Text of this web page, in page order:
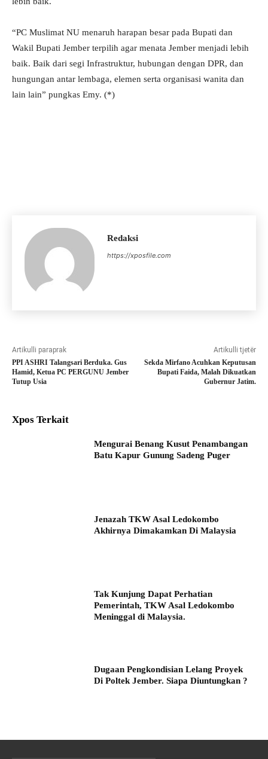
“PC Muslimat NU menaruh harapan besar pada Bupati dan
Wakil Bupati Jember terpilih agar menata Jember menjadi lebih
baik. Baik dari segi Infrastruktur, hubungan dengan DPR, dan
hungungan antar lembaga, elemen serta organisasi wanita dan
lain lain” pungkas Emy. (*)
Redaksi
https://xposfile.com
Artikulli paraprak
PPI ASHRI Talangsari Berduka. Gus
Hamid, Ketua PC PERGUNU Jember
Tutup Usia
Artikulli tjetër
Sekda Mirfano Acuhkan Keputusan
Bupati Faida, Malah Dikuatkan
Gubernur Jatim.
Xpos Terkait
Mengurai Benang Kusut Penambangan
Batu Kapur Gunung Sadeng Puger
Jenazah TKW Asal Ledokombo
Akhirnya Dimakamkan Di Malaysia
Tak Kunjung Dapat Perhatian
Pemerintah, TKW Asal Ledokombo
Meninggal di Malaysia.
Dugaan Pengkondisian Lelang Proyek
Di Poltek Jember. Siapa Diuntungkan ?